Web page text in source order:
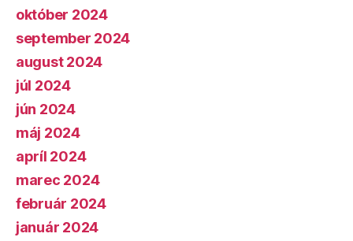
október 2024
september 2024
august 2024
júl 2024
jún 2024
máj 2024
apríl 2024
marec 2024
február 2024
január 2024